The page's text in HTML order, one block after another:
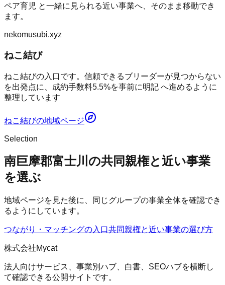
ペア育児 と一緒に見られる近い事業へ、そのまま移動でき
ます。
nekomusubi.xyz
ねこ結び
ねこ結びの入口です。信頼できるブリーダーが見つからない
を出発点に、成約手数料5.5%を事前に明記 へ進めるように
整理しています
ねこ結びの地域ページ
Selection
南巨摩郡富士川の共同親権と近い事業
を選ぶ
地域ページを見た後に、同じグループの事業全体を確認でき
るようにしています。
つながり・マッチングの入口共同親権と近い事業の選び方
株式会社Mycat
法人向けサービス、事業別ハブ、白書、SEOハブを横断し
て確認できる公開サイトです。